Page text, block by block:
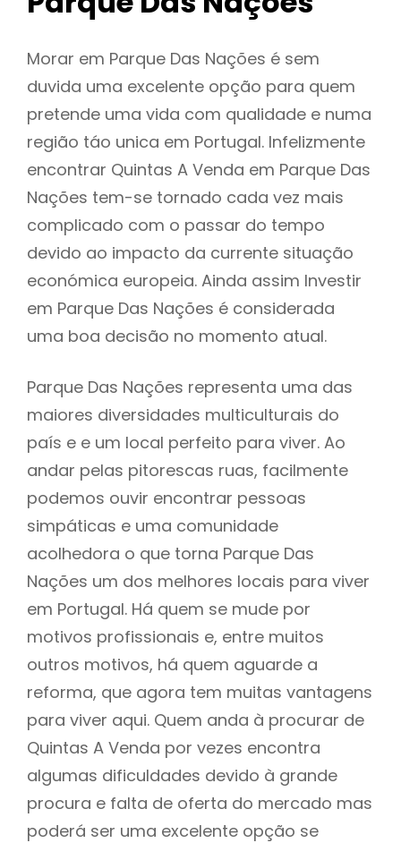
Morar em Parque Das Nações é sem
duvida uma excelente opção para quem
pretende uma vida com qualidade e numa
região táo unica em Portugal. Infelizmente
encontrar Quintas A Venda em Parque Das
Nações tem-se tornado cada vez mais
complicado com o passar do tempo
devido ao impacto da currente situação
económica europeia. Ainda assim Investir
em Parque Das Nações é considerada
uma boa decisão no momento atual.
Parque Das Nações representa uma das
maiores diversidades multiculturais do
país e e um local perfeito para viver. Ao
andar pelas pitorescas ruas, facilmente
podemos ouvir encontrar pessoas
simpáticas e uma comunidade
acolhedora o que torna Parque Das
Nações um dos melhores locais para viver
em Portugal. Há quem se mude por
motivos profissionais e, entre muitos
outros motivos, há quem aguarde a
reforma, que agora tem muitas vantagens
para viver aqui. Quem anda à procurar de
Quintas A Venda por vezes encontra
algumas dificuldades devido à grande
procura e falta de oferta do mercado mas
poderá ser uma excelente opção se